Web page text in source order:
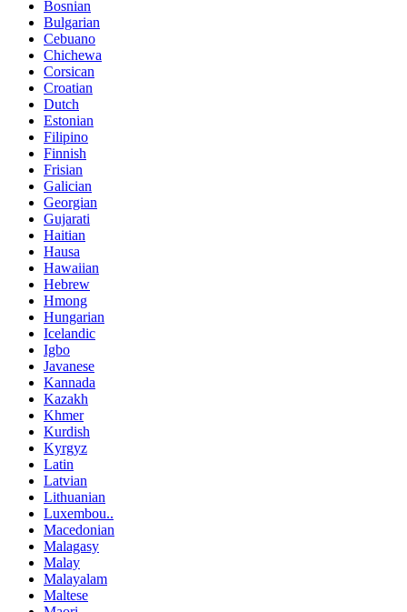
Bosnian
Bulgarian
Cebuano
Chichewa
Corsican
Croatian
Dutch
Estonian
Filipino
Finnish
Frisian
Galician
Georgian
Gujarati
Haitian
Hausa
Hawaiian
Hebrew
Hmong
Hungarian
Icelandic
Igbo
Javanese
Kannada
Kazakh
Khmer
Kurdish
Kyrgyz
Latin
Latvian
Lithuanian
Luxembou..
Macedonian
Malagasy
Malay
Malayalam
Maltese